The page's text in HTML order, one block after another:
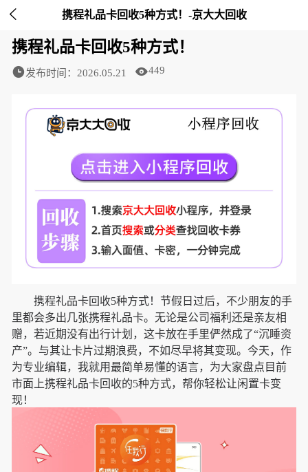
 携程礼品卡回收5种方式！-京大大回收
携程礼品卡回收5种方式！
发布时间：2026.05.21 449
携程礼品卡回收5种方式！节假日过后，不少朋友的手
里都会多出几张携程礼品卡。无论是公司福利还是亲友相
赠，若近期没有出行计划，这卡放在手里俨然成了“沉睡资
产”。与其让卡片过期浪费，不如尽早将其变现。今天，作
为专业编辑，我就用最简单易懂的语言，为大家盘点目前
市面上携程礼品卡回收的5种方式，帮你轻松让闲置卡变
现！